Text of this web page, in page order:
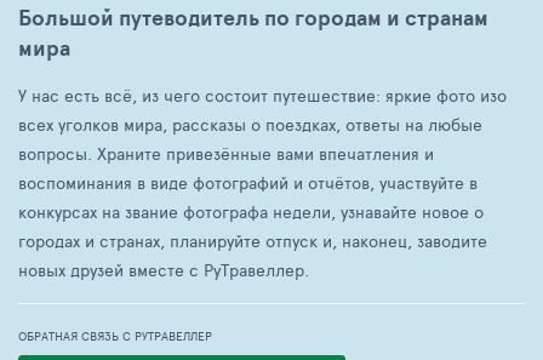
Большой путеводитель по городам и странам
мира
У нас есть всё, из чего состоит путешествие: яркие фото изо
всех уголков мира, рассказы о поездках, ответы на любые
вопросы. Храните привезённые вами впечатления и
воспоминания в виде фотографий и отчётов, участвуйте в
конкурсах на звание фотографа недели, узнавайте новое о
городах и странах, планируйте отпуск и, наконец, заводите
новых друзей вместе с РуТравеллер.
ОБРАТНАЯ СВЯЗЬ С РУТРАВЕЛЛЕР